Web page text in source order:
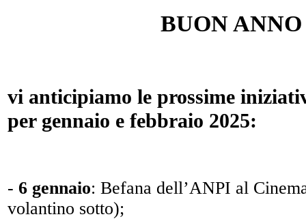
BUON ANNO
vi anticipiamo le prossime
per gennaio e febbraio 2025:
- 6 gennaio: Befana dell’ANPI al
volantino sotto);